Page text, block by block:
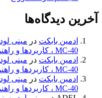
آخرین دیدگاه‌ها
ادمین بابکت در
MC-40 ، کاربردها و راهنمای خرید
ادمین بابکت در
MC-40 ، کاربردها و راهنمای خرید
ادمین بابکت در
MC-40 ، کاربردها و راهنمای خرید